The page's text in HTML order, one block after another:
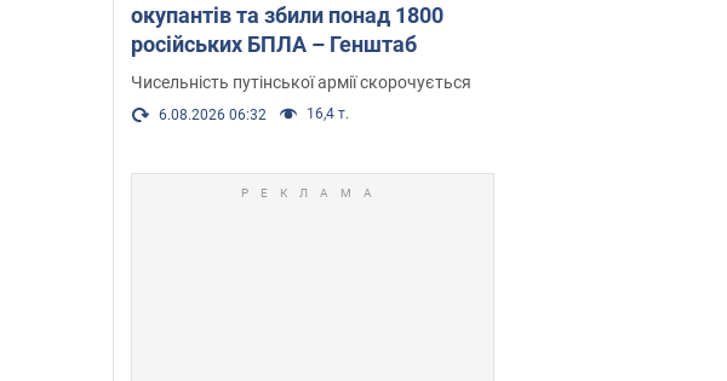
окупантів та збили понад 1800
російських БПЛА – Генштаб
Чисельність путінської армії скорочується
6.08.2026 06:32 16,4 т.